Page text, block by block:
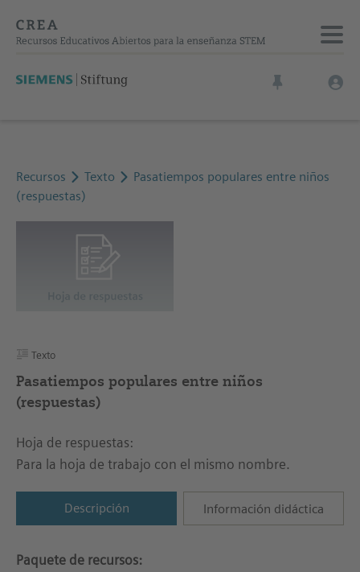
Recursos Texto
Pasatiempos populares entre niños
(respuestas)
Texto
Pasatiempos populares entre niños
(respuestas)
Hoja de respuestas:
Para la hoja de trabajo con el mismo nombre.
Descripción Información didáctica
Paquete de recursos: